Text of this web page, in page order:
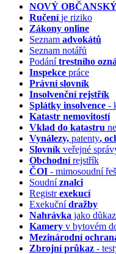
NOVÝ
Ručeníje riziko
Zákony online
Seznam advokátů
Seznam notářů
Podánítrestního
Inspekce práce
Právní slovník
Insolvenčnírejstřík
Splátky insolvence -
Katastr nemovitostí
Vklad do katastru
Vynálezy, patenty,
Slovník veřejné
Obchodnírejstřík
ČOI - mimosoudní
Soudníznalci
Registrexekucí
Exekučnídražby
Nahrávka jako důkaz
Kamery v bytovém
Mezinárodní
Zbrojní průkaz -